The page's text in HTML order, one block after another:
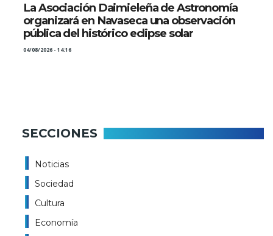
La Asociación Daimieleña de Astronomía
organizará en Navaseca una observación
pública del histórico eclipse solar
04/08/2026 - 14:16
SECCIONES
Noticias
Sociedad
Cultura
Economía